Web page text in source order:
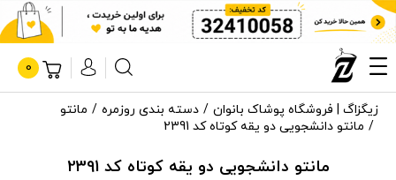
0
زیگزاگ | فروشگاه پوشاک بانوان دسته بندی روزمره
مانتو
مانتو دانشجویی دو یقه کوتاه کد 2391
مانتو دانشجویی دو یقه کوتاه کد 2391